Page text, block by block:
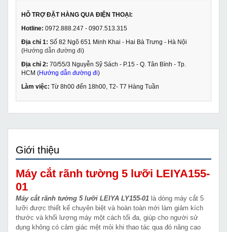
HỖ TRỢ ĐẶT HÀNG QUA ĐIỆN THOẠI:
Hotline: 0972.888.247 - 0907.513.315
Địa chỉ 1: Số 82 Ngõ 651 Minh Khai - Hai Bà Trưng - Hà Nội
(Hướng dẫn đường đi)
Địa chỉ 2: 70/55/3 Nguyễn Sỹ Sách - P.15 - Q. Tân Bình - Tp.
HCM (Hướng dẫn đường đi)
Làm việc: Từ 8h00 đến 18h00, T2- T7 Hàng Tuần
Giới thiệu
Máy cắt rãnh tường 5 lưỡi LEIYA155-
01
Máy cắt rãnh tường 5 lưỡi LEIYA LY155-01 là dòng máy cắt 5
lưỡi được thiết kế chuyên biệt và hoàn toàn mới làm giảm kích
thước và khối lượng máy một cách tối đa, giúp cho người sử
dụng không có cảm giác mệt mỏi khi thao tác qua đó nâng cao